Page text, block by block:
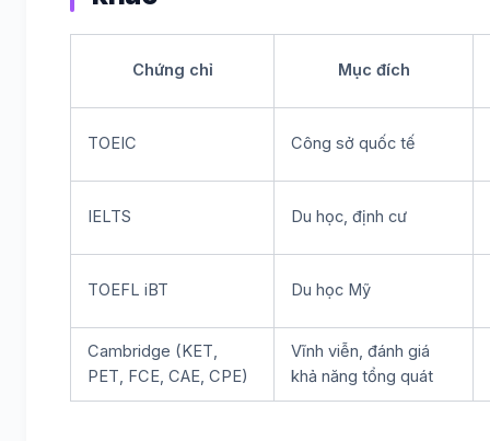
Chứng chỉ Mục đích
TOEIC Công sở quốc tế
IELTS Du học, định cư
TOEFL iBT Du học Mỹ
Cambridge (KET,
PET, FCE, CAE, CPE)
Vĩnh viễn, đánh giá
khả năng tổng quát